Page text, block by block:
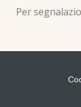
Per